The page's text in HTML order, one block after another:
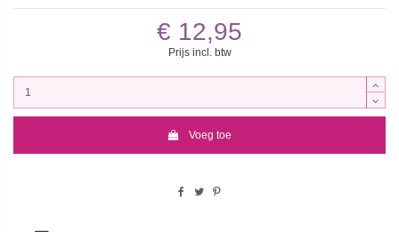
€ 12,95
Prijs incl. btw
Voeg toe